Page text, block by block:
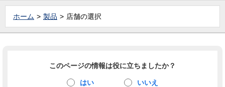
ホーム 製品 店舗の選択
このページの情報は役に立ちましたか？
はい いいえ